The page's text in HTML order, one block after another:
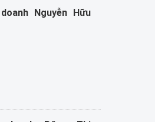
Nguyễn Hữu